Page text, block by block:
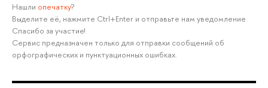
Нашли опечатку?
Выделите её, нажмите Ctrl+Enter и отправьте нам уведомление.
Спасибо за участие!
Сервис предназначен только для отправки сообщений об
орфографических и пунктуационных ошибках.